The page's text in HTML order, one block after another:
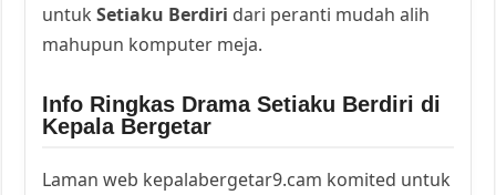
untukSetiaku Berdiri dari peranti mudah alih
mahupun komputer meja.
Info Ringkas Drama Setiaku Berdiri di
Kepala Bergetar
Laman web kepalabergetar9.cam komited untuk